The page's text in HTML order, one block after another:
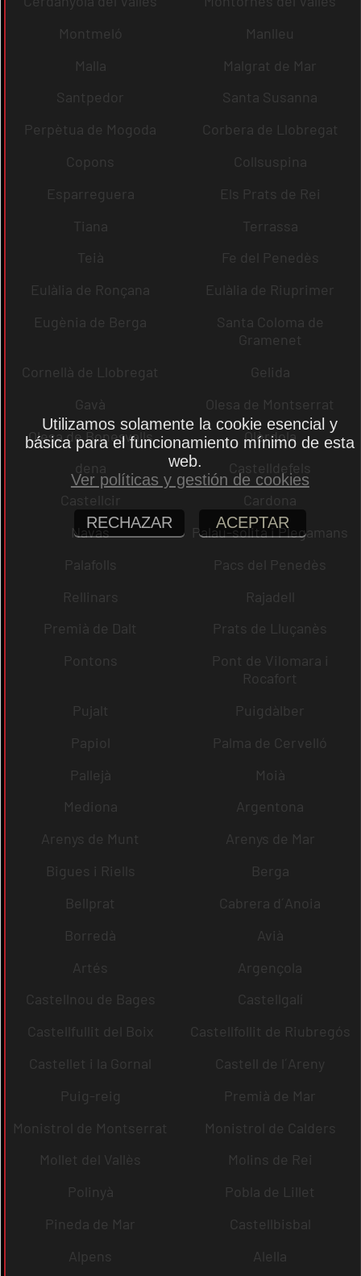
Montmeló
Manlleu
Malla
Malgrat de Mar
Santpedor
Santa Susanna
Perpètua de Mogoda
Corbera de Llobregat
Copons
Collsuspina
Esparreguera
Els Prats de Rei
Tiana
Terrassa
Teià
Fe del Penedès
Eulàlia de Ronçana
Eulàlia de Riuprimer
Eugènia de Berga
Santa Coloma de
Gramenet
Cornellà de Llobregat
Gelida
Gavà
Olesa de Montserrat
Olesa de Bonesvalls
Olèrdola
dena
Castelldefels
Castellcir
Cardona
Navas
Palau-solità i Plegamans
Palafolls
Pacs del Penedès
Rellinars
Rajadell
Premià de Dalt
Prats de Lluçanès
Pontons
Pont de Vilomara i
Rocafort
Pujalt
Puigdàlber
Papiol
Palma de Cervelló
Pallejà
Moià
Mediona
Argentona
Arenys de Munt
Arenys de Mar
Bigues i Riells
Berga
Bellprat
Cabrera d´Anoia
Borredà
Avià
Artés
Argençola
Castellnou de Bages
Castellgalí
Castellfullit del Boix
Castellfollit de Riubregós
Castellet i la Gornal
Castell de l´Areny
Puig-reig
Premià de Mar
Monistrol de Montserrat
Monistrol de Calders
Mollet del Vallès
Molins de Rei
Polinyà
Pobla de Lillet
Pineda de Mar
Castellbisbal
Alpens
Alella
Utilizamos solamente la cookie esencial y
básica para el funcionamiento mínimo de esta
web.
Ver políticas y gestión de cookies
RECHAZAR ACEPTAR